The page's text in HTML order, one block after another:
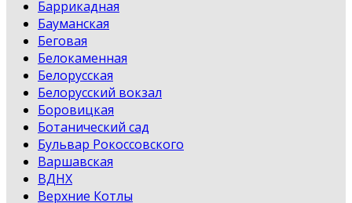
Баррикадная
Бауманская
Беговая
Белокаменная
Белорусская
Белорусский вокзал
Боровицкая
Ботанический сад
Бульвар Рокоссовского
Варшавская
ВДНХ
Верхние Котлы